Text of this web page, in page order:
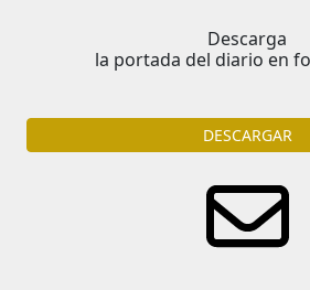
Descarga
la portada del diario en
DESCARGAR